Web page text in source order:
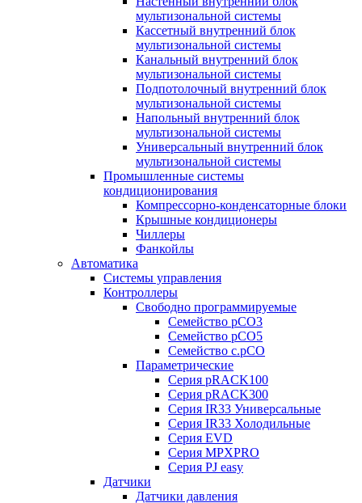
мультизональной системы
Кассетный внутренний блок
мультизональной системы
Канальный внутренний блок
мультизональной системы
Подпотолочный внутренний блок
мультизональной системы
Напольный внутренний блок
мультизональной системы
Универсальный внутренний блок
мультизональной системы
Промышленные системы
кондиционирования
Компрессорно-конденсаторные блоки
Крышные кондиционеры
Чиллеры
Фанкойлы
Автоматика
Системы управления
Контроллеры
Свободно программируемые
Семейство pCO3
Семейство pCO5
Семейство c.pCO
Параметрические
Серия pRACK100
Серия pRACK300
Серия IR33 Универсальные
Серия IR33 Холодильные
Серия EVD
Серия MPXPRO
Серия PJ easy
Датчики
Датчики давления